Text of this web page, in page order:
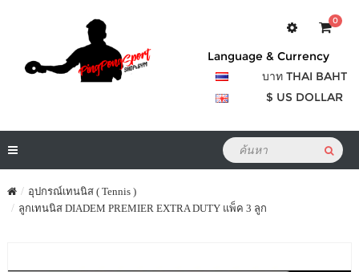
0
Language & Currency
บาท THAI BAHT
$ US DOLLAR
อุปกรณ์เทนนิส ( Tennis )
ลูกเทนนิส DIADEM PREMIER EXTRA DUTY แพ็ค 3 ลูก